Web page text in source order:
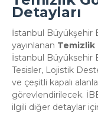
Detayları
İstanbul Büyükşehir
yayınlanan Temizlik
İstanbul Büyüksehir
Tesisler, Lojistik
ve çeşitli kapalı
görevlendirilecek.
ilgili diğer detaylar